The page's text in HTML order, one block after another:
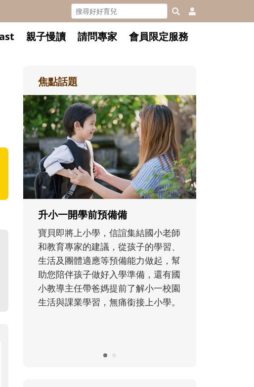
親子慢讀 請問專家 會員限定服務
焦點話題
前預備備
學，信誼集結國小老師
建議，從孩子的學習、
應等預備能力做起，幫
做好入學準備，還有國
爸媽提前了解小一校園
習，無痛銜接上小學。
和孩子一起長大的那個男人│
懂父親的不同模樣
沒有人天生就擅長當爸爸！男人
在一次次「前所未有」的體驗中
著孩子一起長大。從給予安全感
體遊戲，到獨立自主、角色認同
決問題的能力養成。爸爸正嘗試
同的模樣，參與孩子每個重要的
歷程。